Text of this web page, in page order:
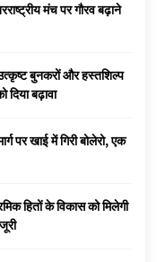
मंच पर गौरव बढ़ाने
बुनकरों और हस्तशिल्प
दिया बढ़ावा
खाई में गिरी बोलेरो, एक
हितों के विकास को मिलेगी